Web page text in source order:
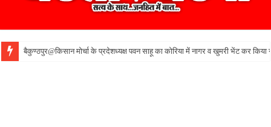
बैकुण्ठपुर@किसान मोर्चा के प्रदेशध्यक्ष पवन साहू का कोरिया में नागर व खुमरी भेंट कर किया